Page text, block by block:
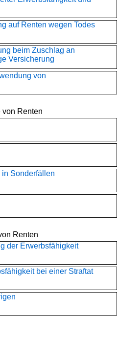
auf Renten wegen Todes
beim Zuschlag an
Versicherung
von
von Renten
Sonderfällen
Renten
der Erwerbsfähigkeit
bei einer Straftat